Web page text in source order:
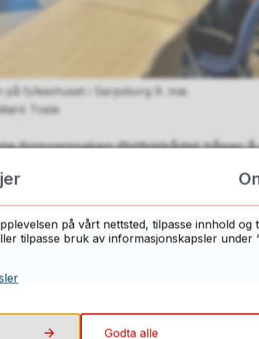
fylkeshuset i Sarpsborg 9. mai.
Tvete
forsvarssaken Østfoldrådet håper
av arbeidet med NATO-senteret,
til å opprette Forsvarsforum
i sør tettere sammen og sørge
Martinsen-Evje.
på vårt nettsted, tilpasse innhold og
tilpasse bruk av informasjonskapsler under
Godta alle